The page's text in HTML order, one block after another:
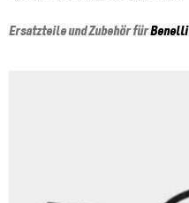
Ersatzteile und Zubehör fürBenelli